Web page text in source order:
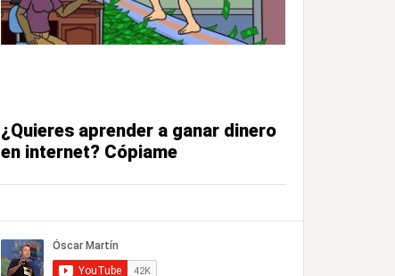
¿Quieres aprender a ganar dinero
en internet? Cópiame